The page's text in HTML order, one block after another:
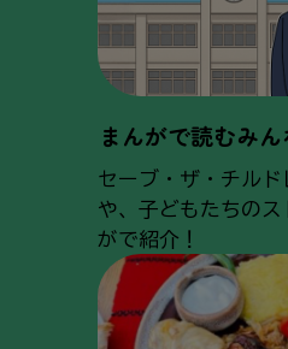
まんがで読むみ
セーブ・ザ・チル
や、子どもたちのス
がで紹介！